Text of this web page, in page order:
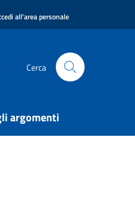
all'area personale
Cerca
argomenti